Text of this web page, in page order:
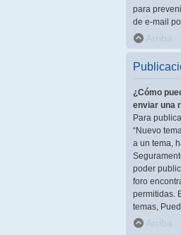
para
de e-mail
Arriba
¿Cómo
enviar una
Para
“Nuevo
a un tema,
poder
foro
permitidas.
temas,
Arriba